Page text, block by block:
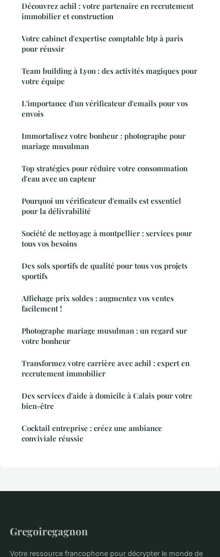
Découvrez achil : votre partenaire en recrutement
immobilier et construction
Votre cabinet d'expertise comptable btp à paris
pour réussir
Team building à Lyon : des activités magiques pour
votre équipe
L'importance d'un vérificateur d'emails pour vos
envois
Immortalisez votre bonheur : photographe pour
mariage musulman
Top stratégies pour réduire votre consommation
d'eau avec un capteur
Pourquoi un vérificateur d'emails est essentiel
pour la délivrabilité
Société de nettoyage à montpellier : services pour
tous vos besoins
Des sols sportifs de qualité pour tous vos projets
sportifs
Affichage prix soldes : augmentez vos ventes
facilement !
Photographe mariage musulman : un regard sur
votre bonheur
Transformez votre carrière avec achil : expert en
recrutement immobilier
Des services d'aide à domicile à Calais pour votre
bien-être
Cocktail entreprise : créez une ambiance
conviviale réussie
Gregoiregagnon
Votre ressource francophone pour décrypter le monde de